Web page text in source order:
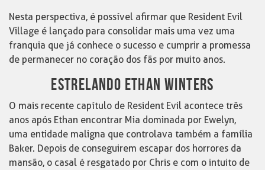
Nesta perspectiva, é possível afirmar que Resident Evil
Village é lançado para consolidar mais uma vez uma
franquia que já conhece o sucesso e cumprir a promessa
de permanecer no coração dos fãs por muito anos.
ESTRELANDO ETHAN WINTERS
O mais recente capítulo de Resident Evil acontece três
anos após Ethan encontrar Mia dominada por Ewelyn,
uma entidade maligna que controlava também a família
Baker. Depois de conseguirem escapar dos horrores da
mansão, o casal é resgatado por Chris e com o intuito de